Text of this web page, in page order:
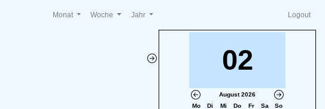
Monat Woche Jahr Logout
02
August 2026
Mo
Di Mi Do Fr Sa
So